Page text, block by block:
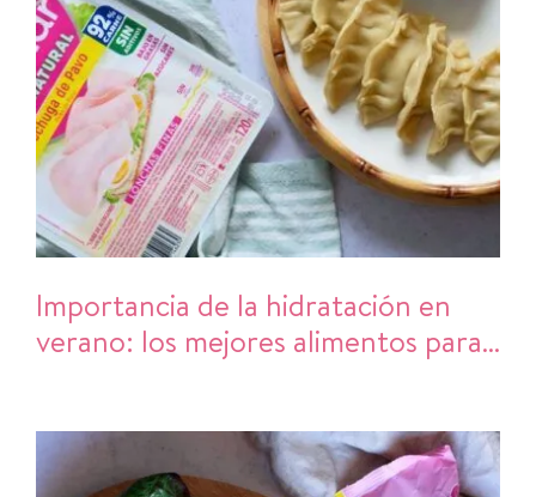
Importancia de la hidratación en
verano: los mejores alimentos para